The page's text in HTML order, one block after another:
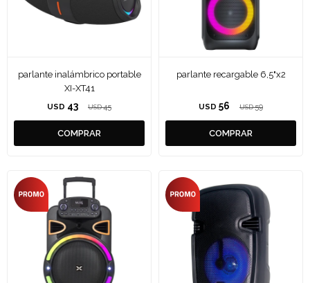
parlante inalámbrico portable
XI-XT41
USD 43 USD 45
parlante recargable 6,5"x2
USD 56 USD 59